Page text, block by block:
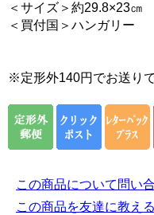
＜サイズ＞約29.8×23㎝
＜買付国＞ハンガリー
※定形外140円でお送り
この商品について問い
この商品を友達に教える